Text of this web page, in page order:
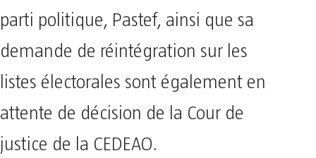
parti politique, Pastef, ainsi que sa
demande de réintégration sur les
listes électorales sont également en
attente de décision de la Cour de
justice de la CEDEAO.